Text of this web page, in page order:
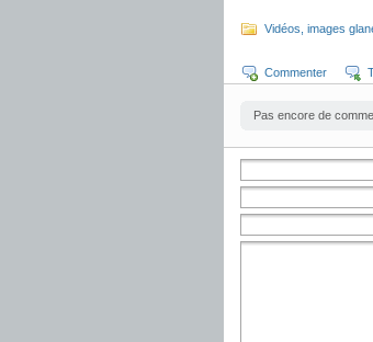
Vidéos, images
Commenter
Pas encore de